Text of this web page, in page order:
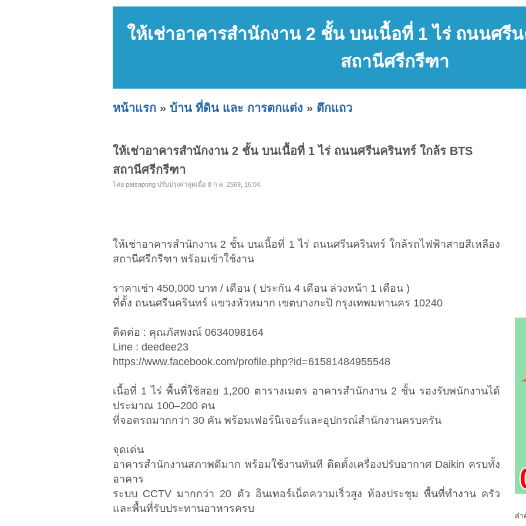
ให้เช่าอาคารสำนักงาน 2 ชั้น บนเนื้อที่ 1 ไร่ ถนนศรี
สถานีศรีกรีฑา
หน้าแรก » บ้าน ที่ดิน และ การตกแต่ง » ตึกแถว
ให้เช่าอาคารสำนักงาน 2 ชั้น บนเนื้อที่ 1 ไร่ ถนนศรีนครินทร์ ใกล้ร BTS
สถานีศรีกรีฑา
โดย patsapong ปรับปรุงล่าสุดเมื่อ 8 ก.ค. 2569, 16:04.
ให้เช่าอาคารสำนักงาน 2 ชั้น บนเนื้อที่ 1 ไร่ ถนนศรีนครินทร์ ใกล้รถไฟฟ้าสายสีเหลือง
สถานีศรีกรีฑา พร้อมเข้าใช้งาน
ราคาเช่า 450,000 บาท / เดือน ( ประกัน 4 เดือน ล่วงหน้า 1 เดือน )
ที่ตั้ง ถนนศรีนครินทร์ แขวงหัวหมาก เขตบางกะปิ กรุงเทพมหานคร 10240
ติดต่อ : คุณภัสพงณ์ 0634098164
Line : deedee23
https://www.facebook.com/profile.php?id=61581484955548
เนื้อที่ 1 ไร่ พื้นที่ใช้สอย 1,200 ตารางเมตร อาคารสำนักงาน 2 ชั้น รองรับพนักงานได้
ประมาณ 100–200 คน
ที่จอดรถมากกว่า 30 คัน พร้อมเฟอร์นิเจอร์และอุปกรณ์สำนักงานครบครัน
จุดเด่น
อาคารสำนักงานสภาพดีมาก พร้อมใช้งานทันที ติดตั้งเครื่องปรับอากาศ Daikin ครบทั้ง
อาคาร
ระบบ CCTV มากกว่า 20 ตัว อินเทอร์เน็ตความเร็วสูง ห้องประชุม พื้นที่ทำงาน ครัว
และพื้นที่รับประทานอาหารครบ
คำ